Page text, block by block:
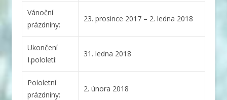
Vánoční
prázdniny:
23. prosince 2017 – 2. ledna 2018
Ukončení
I.pololetí:
31. ledna 2018
Pololetní
prázdniny:
2. února 2018